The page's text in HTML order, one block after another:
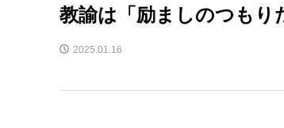
教諭は「励ましのつもり
2025.01.16